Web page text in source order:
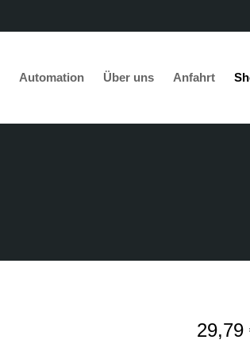
Automation Über uns Anfahrt
29,79